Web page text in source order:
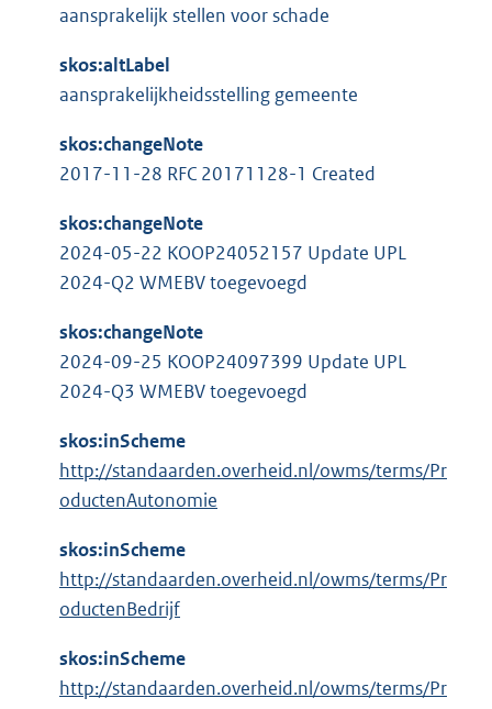
aansprakelijk stellen voor schade
skos:altLabel
aansprakelijkheidsstelling gemeente
skos:changeNote
2017-11-28 RFC 20171128-1 Created
skos:changeNote
2024-05-22 KOOP24052157 Update UPL
2024-Q2 WMEBV toegevoegd
skos:changeNote
2024-09-25 KOOP24097399 Update UPL
2024-Q3 WMEBV toegevoegd
skos:inScheme
http://standaarden.overheid.nl/owms/terms/Pr
oductenAutonomie
skos:inScheme
http://standaarden.overheid.nl/owms/terms/Pr
oductenBedrijf
skos:inScheme
http://standaarden.overheid.nl/owms/terms/Pr